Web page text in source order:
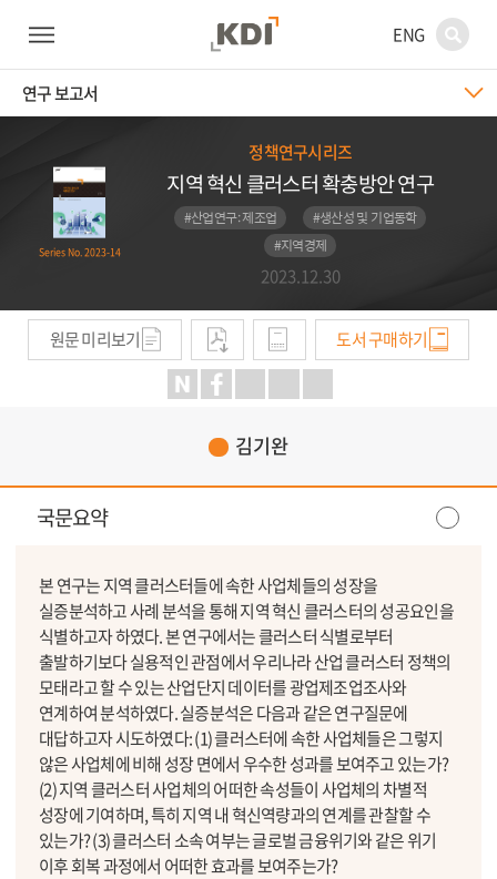
ENG
연구 보고서
Series No. 2023-14
정책연구시리즈
지역 혁신 클러스터 확충방안 연구
#산업연구: 제조업
#생산성 및 기업동학
#지역경제
2023.12.30
원문 미리보기 도서 구매하기
김기완
국문요약
본 연구는 지역 클러스터들에 속한 사업체들의 성장을
실증분석하고 사례 분석을 통해 지역 혁신 클러스터의 성공요인을
식별하고자 하였다. 본 연구에서는 클러스터 식별로부터
출발하기보다 실용적인 관점에서 우리나라 산업 클러스터 정책의
모태라고 할 수 있는 산업단지 데이터를 광업제조업조사와
연계하여 분석하였다. 실증분석은 다음과 같은 연구질문에
대답하고자 시도하였다: (1) 클러스터에 속한 사업체들은 그렇지
않은 사업체에 비해 성장 면에서 우수한 성과를 보여주고 있는가?
(2) 지역 클러스터 사업체의 어떠한 속성들이 사업체의 차별적
성장에 기여하며, 특히 지역 내 혁신역량과의 연계를 관찰할 수
있는가? (3) 클러스터 소속 여부는 글로벌 금융위기와 같은 위기
이후 회복 과정에서 어떠한 효과를 보여주는가?